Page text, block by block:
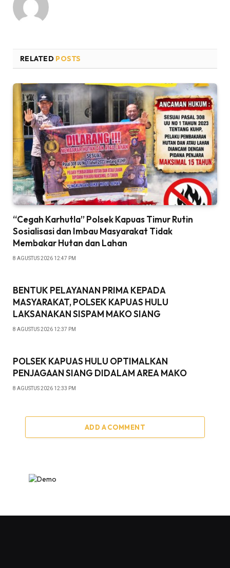
RELATED POSTS
“Cegah Karhutla” Polsek Kapuas Timur Rutin
Sosialisasi dan Imbau Masyarakat Tidak
Membakar Hutan dan Lahan
8 AGUSTUS 2026 12:47 PM
BENTUK PELAYANAN PRIMA KEPADA
MASYARAKAT, POLSEK KAPUAS HULU
LAKSANAKAN SISPAM MAKO SIANG
8 AGUSTUS 2026 12:37 PM
POLSEK KAPUAS HULU OPTIMALKAN
PENJAGAAN SIANG DIDALAM AREA MAKO
8 AGUSTUS 2026 12:33 PM
ADD A COMMENT